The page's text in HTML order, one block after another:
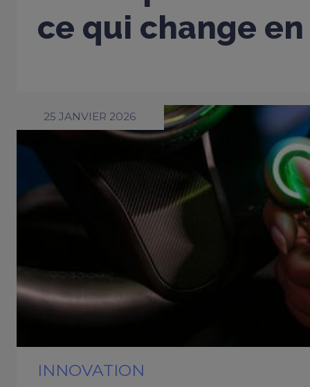
ce qui change
25 JANVIER 2026
INNOVATION